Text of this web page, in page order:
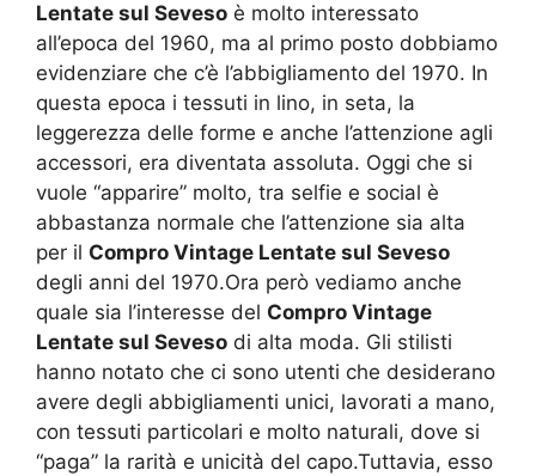
Lentate sul Seveso è molto interessato
all’epoca del 1960, ma al primo posto dobbiamo
evidenziare che c’è l’abbigliamento del 1970. In
questa epoca i tessuti in lino, in seta, la
leggerezza delle forme e anche l’attenzione agli
accessori, era diventata assoluta. Oggi che si
vuole “apparire” molto, tra selfie e social è
abbastanza normale che l’attenzione sia alta
per il Compro Vintage Lentate sul Seveso
degli anni del 1970.Ora però vediamo anche
quale sia l’interesse del Compro Vintage
Lentate sul Seveso di alta moda. Gli stilisti
hanno notato che ci sono utenti che desiderano
avere degli abbigliamenti unici, lavorati a mano,
con tessuti particolari e molto naturali, dove si
“paga” la rarità e unicità del capo.Tuttavia, esso